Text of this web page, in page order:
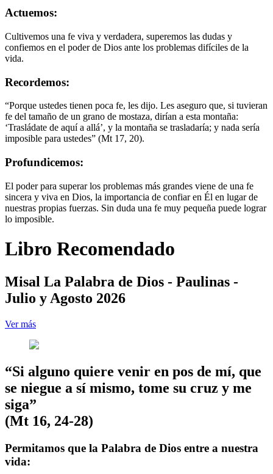
Actuemos:
Cultivemos una fe viva y verdadera, superemos las dudas y
confiemos en el poder de Dios ante los problemas difíciles de la
vida.
Recordemos:
“Porque ustedes tienen poca fe, les dijo. Les aseguro que, si tuvieran
fe del tamaño de un grano de mostaza, dirían a esta montaña:
‘Trasládate de aquí a allá’, y la montaña se trasladaría; y nada sería
imposible para ustedes” (Mt 17, 20).
Profundicemos:
El poder para superar los problemas más grandes viene de una fe
sincera y viva en Dios, la importancia de confiar en Él en lugar de
nuestras propias fuerzas. Sin duda una fe muy pequeña puede lograr
lo imposible.
Libro Recomendado
Misal La Palabra de Dios - Paulinas -
Julio y Agosto 2026
Ver más
“Si alguno quiere venir en pos de mí, que
se niegue a sí mismo, tome su cruz y me
siga”
(Mt 16, 24-28)
Permitamos que la Palabra de Dios entre a nuestra
vida: